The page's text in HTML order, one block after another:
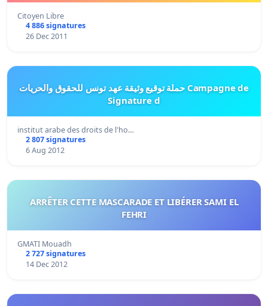
Citoyen Libre
4 886 signatures
26 Dec 2011
حملة توقيع وثيقة عهد تونس للحقوق والحريات Campagne de
Signature d
institut arabe des droits de l'ho…
2 807 signatures
6 Aug 2012
ARRÊTER CETTE MASCARADE ET LIBÉRER SAMI EL
FEHRI
GMATI Mouadh
2 727 signatures
14 Dec 2012